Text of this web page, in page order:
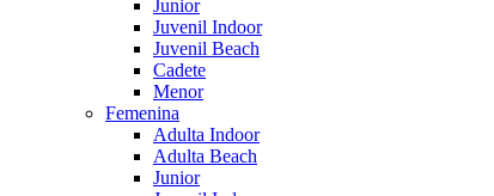
Junior
Juvenil Indoor
Juvenil Beach
Cadete
Menor
Femenina
Adulta Indoor
Adulta Beach
Junior